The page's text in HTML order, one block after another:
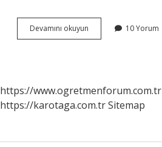
Devamını okuyun
Haftada
10 Yorum
https://www.ogretmenforum.com.tr
https://karotaga.com.trSitemap